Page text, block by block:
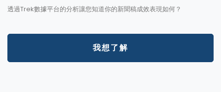
透過Trek數據平台的分析讓您知道你的新聞稿成效表現如何？
我想了解